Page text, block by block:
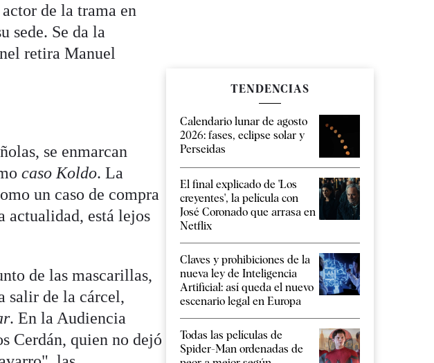
de la trama en
sede. Se da la
retira Manuel
se enmarcan
caso Koldo. La
un caso de compra
actualidad, está lejos
de las mascarillas,
salir de la cárcel,
. En la Audiencia
Cerdán, quien no dejó
TENDENCIAS
Calendario lunar de agosto
2026: fases, eclipse solar y
Perseidas
El final explicado de 'Los
creyentes', la película con
José Coronado que arrasa en
Netflix
Claves y prohibiciones de la
nueva ley de Inteligencia
Artificial: así queda el nuevo
escenario legal en Europa
Todas las películas de
Spider-Man ordenadas de